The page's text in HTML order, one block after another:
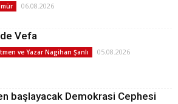
06.08.2026
Vefa
ve Yazar Nagihan Şanlı 05.08.2026
başlayacak Demokrasi Cephesi